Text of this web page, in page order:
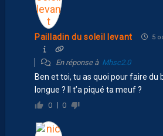
Pailladin du soleil levant 5
En réponse à Mhsc2.0
Ben et toi, tu as quoi pour faire du
longue ? Il t’a piqué ta meuf ?
0 0